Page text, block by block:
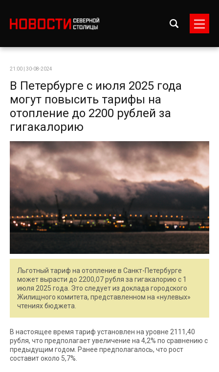
21:00 | 30-08-2024
В Петербурге с июля 2025 года
могут повысить тарифы на
отопление до 2200 рублей за
гигакалорию
Льготный тариф на отопление в Санкт-Петербурге
может вырасти до 2200,07 рубля за гигакалорию с 1
июля 2025 года. Это следует из доклада городского
Жилищного комитета, представленном на «нулевых»
чтениях бюджета.
В настоящее время тариф установлен на уровне 2111,40
рубля, что предполагает увеличение на 4,2% по сравнению с
предыдущим годом. Ранее предполагалось, что рост
составит около 5,7%.